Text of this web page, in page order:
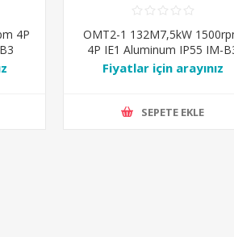
4P
OMT2-1 132M7,5kW
4P IE1 Aluminum IP55 IM-
Ral7031
Fiyatlar için arayınız
SEPETE EKLE